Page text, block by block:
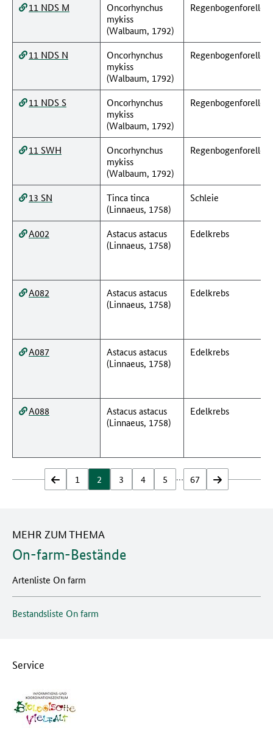
11 NDS M
Oncorhynchus
mykiss
(Walbaum, 1792)
Regenbogenforelle
11 NDS N
Oncorhynchus
mykiss
(Walbaum, 1792)
Regenbogenforelle
11 NDS S
Oncorhynchus
mykiss
(Walbaum, 1792)
Regenbogenforelle
11 SWH
Oncorhynchus
mykiss
(Walbaum, 1792)
Regenbogenforelle
13 SN
Tinca tinca
(Linnaeus, 1758)
Schleie
A002
Astacus astacus
(Linnaeus, 1758)
Edelkrebs
A082
Astacus astacus
(Linnaeus, 1758)
Edelkrebs
A087
Astacus astacus
(Linnaeus, 1758)
Edelkrebs
A088
Astacus astacus
(Linnaeus, 1758)
Edelkrebs
zurück
1 2 3 4 5 … 67 vor
MEHR ZUM THEMA
On-farm-Bestände
Artenliste On farm
Bestandsliste On farm
Service